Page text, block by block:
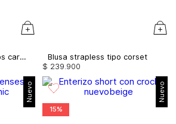
Pantalon barrel,bolsillos cargo
Blusa strapless tipo corset
$ 239 900
Nuevo Nuevo
15%